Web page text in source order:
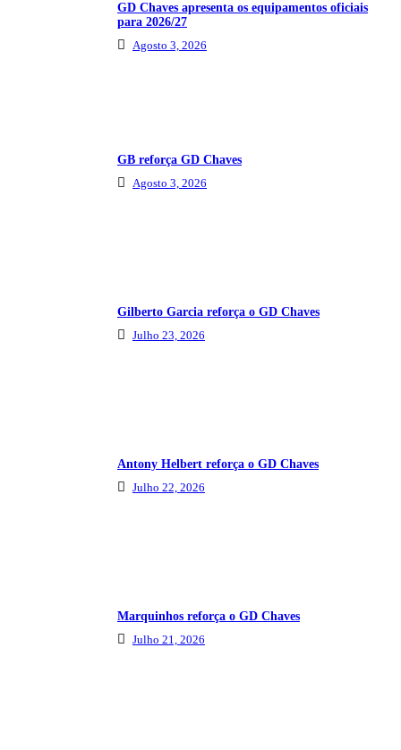
GD Chaves apresenta os equipamentos oficiais
para 2026/27
Agosto 3, 2026
GB reforça GD Chaves
Agosto 3, 2026
Gilberto Garcia reforça o GD Chaves
Julho 23, 2026
Antony Helbert reforça o GD Chaves
Julho 22, 2026
Marquinhos reforça o GD Chaves
Julho 21, 2026